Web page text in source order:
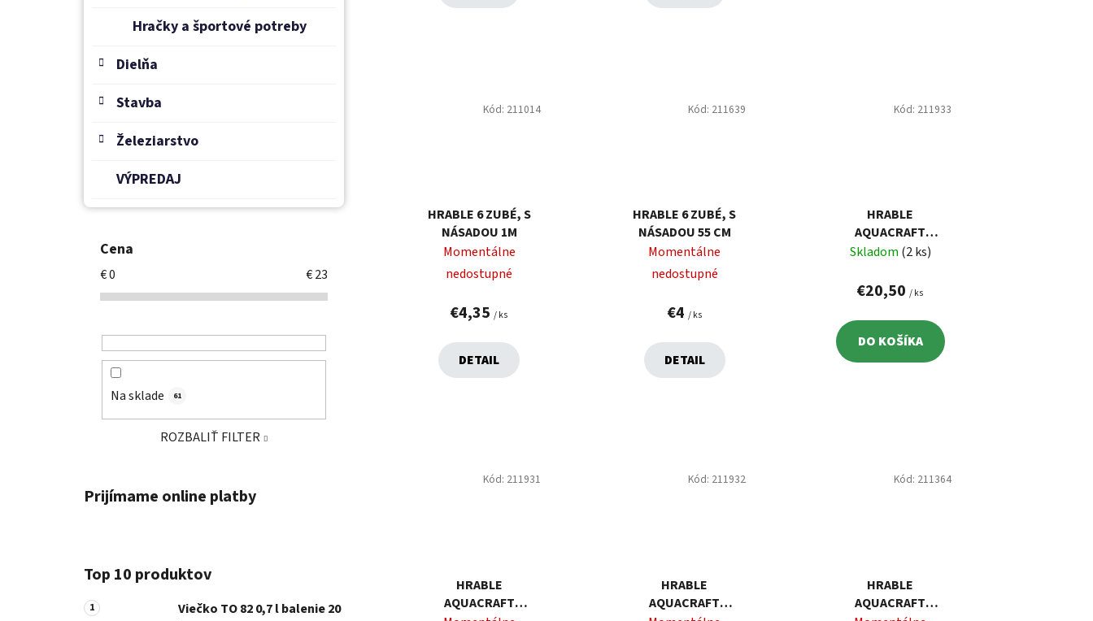
Hračky a športové potreby
Dielňa
Stavba
Železiarstvo
VÝPREDAJ
Cena
€0 €23
Na sklade 61
ROZBALIŤ FILTER
Prijímame online platby
Top 10 produktov
Viečko TO 82 0,7 l balenie 20
HRABLE 6 ZUBÉ, S
NÁSADOU 1M
Momentálne
nedostupné
€4,35/ ks
DETAIL
Kód: 211014
HRABLE 6 ZUBÉ, S
NÁSADOU 55 CM
Momentálne
nedostupné
€4 / ks
DETAIL
Kód: 211639
HRABLE
AQUACRAFT
ZÁHRADNÉ, 155CM
Skladom (2 ks)
€20,50/ ks
DO KOŠÍKA
Kód: 211933
HRABLE
AQUACRAFT
Kód: 211931
HRABLE
AQUACRAFT
Kód: 211932
HRABLE
AQUACRAFT
Kód: 211364